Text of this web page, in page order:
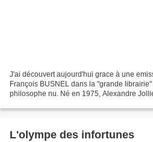
J'ai découvert aujourd'hui grace à une
François BUSNEL dans la "grande
philosophe nu. Né en 1975, Alexandre
L'olympe des infortunes